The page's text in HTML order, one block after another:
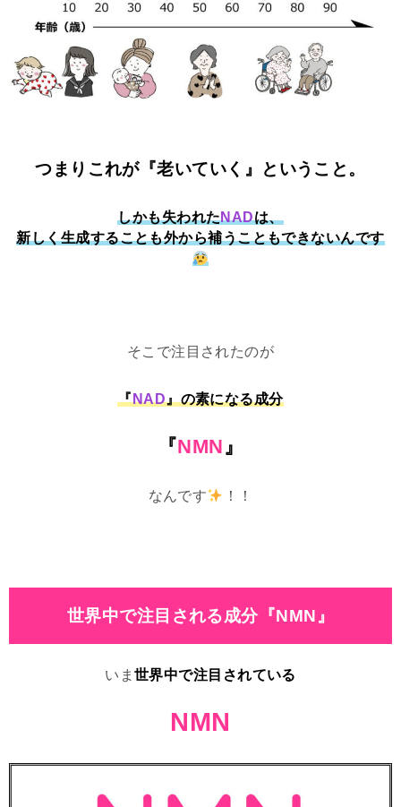
つまりこれが『老いていく』ということ。
しかも失われたNADは、
新しく生成することも外から補うこともできないんです
そこで注目されたのが
『NAD』の素になる成分
『NMN』
なんです ！！
世界中で注目される成分『NMN』
いま 世界中で注目されている
NMN